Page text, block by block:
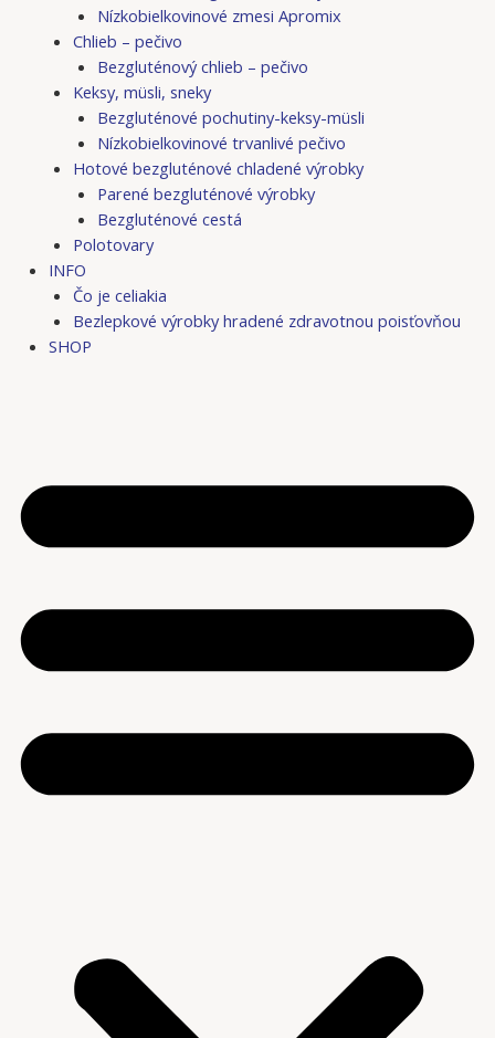
Nízkobielkovinové zmesi Apromix
Chlieb – pečivo
Bezgluténový chlieb – pečivo
Keksy, müsli, sneky
Bezgluténové pochutiny-keksy-müsli
Nízkobielkovinové trvanlivé pečivo
Hotové bezgluténové chladené výrobky
Parené bezgluténové výrobky
Bezgluténové cestá
Polotovary
INFO
Čo je celiakia
Bezlepkové výrobky hradené zdravotnou poisťovňou
SHOP